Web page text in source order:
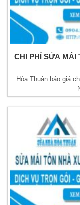
CHI PHÍ SỬA MÁI
Hòa Thuận báo giá